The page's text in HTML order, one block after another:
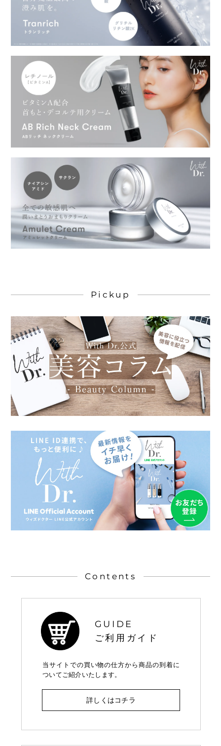
Pickup
Contents
GUIDE
ご利用ガイド
当サイトでの買い物の仕方から商品の到着に
ついてご紹介いたします。
詳しくはコチラ